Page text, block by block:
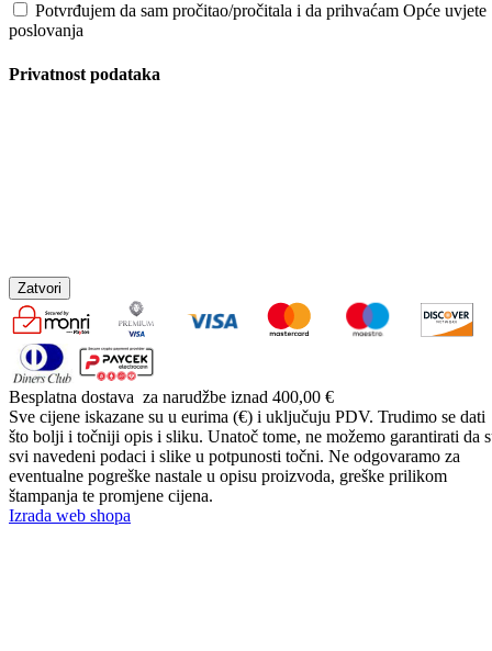
Potvrđujem da sam pročitao/pročitala i da prihvaćam Opće uvjete
poslovanja
Privatnost podataka
Zatvori
Besplatna dostava za narudžbe iznad 400,00 €
Sve cijene iskazane su u eurima (€) i uključuju PDV. Trudimo se dati
što bolji i točniji opis i sliku. Unatoč tome, ne možemo garantirati da
svi navedeni podaci i slike u potpunosti točni. Ne odgovaramo za
eventualne pogreške nastale u opisu proizvoda, greške prilikom
štampanja te promjene cijena.
Izrada web shopa